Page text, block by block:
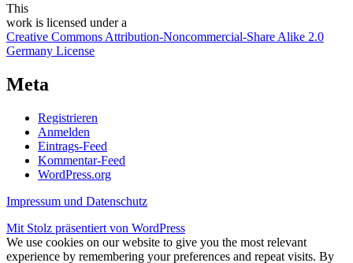
This
work is licensed under a
Creative Commons Attribution-Noncommercial-Share Alike 2.0
Germany License
Meta
Registrieren
Anmelden
Eintrags-Feed
Kommentar-Feed
WordPress.org
Impressum und Datenschutz
Mit Stolz präsentiert von WordPress
We use cookies on our website to give you the most relevant
experience by remembering your preferences and repeat visits. By